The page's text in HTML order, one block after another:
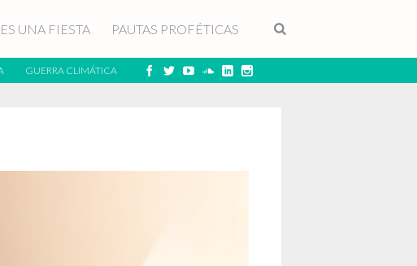
UNA FIESTA PAUTAS PROFÉTICAS
GUERRA CLIMÁTICA